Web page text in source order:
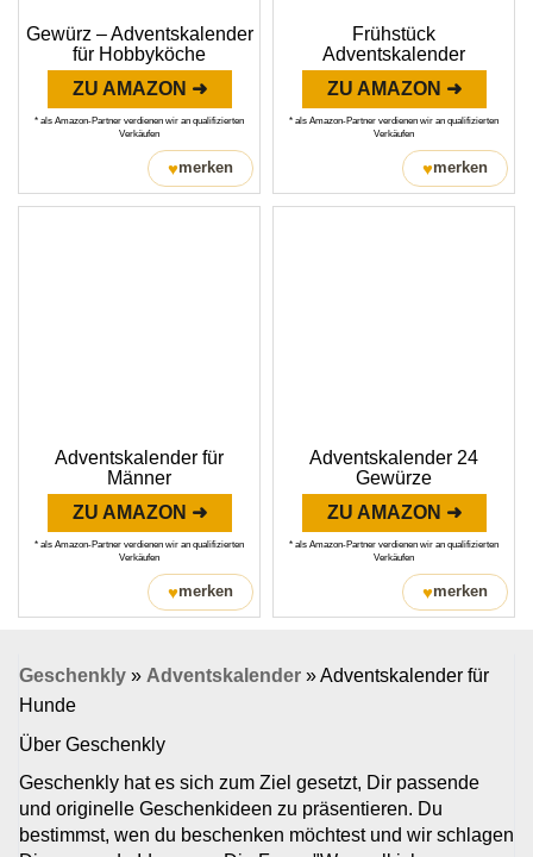
Gewürz – Adventskalender
für Hobbyköche
ZU AMAZON ➜
* als Amazon-Partner verdienen wir an qualifizierten
Verkäufen
♥merken
Frühstück
Adventskalender
ZU AMAZON ➜
* als Amazon-Partner verdienen wir an qualifizierten
Verkäufen
♥merken
Adventskalender für
Männer
ZU AMAZON ➜
* als Amazon-Partner verdienen wir an qualifizierten
Verkäufen
♥merken
Adventskalender 24
Gewürze
ZU AMAZON ➜
* als Amazon-Partner verdienen wir an qualifizierten
Verkäufen
♥merken
Geschenkly » Adventskalender »Adventskalender für
Hunde
Über Geschenkly
Geschenkly hat es sich zum Ziel gesetzt, Dir passende
und originelle Geschenkideen zu präsentieren. Du
bestimmst, wen du beschenken möchtest und wir schlagen